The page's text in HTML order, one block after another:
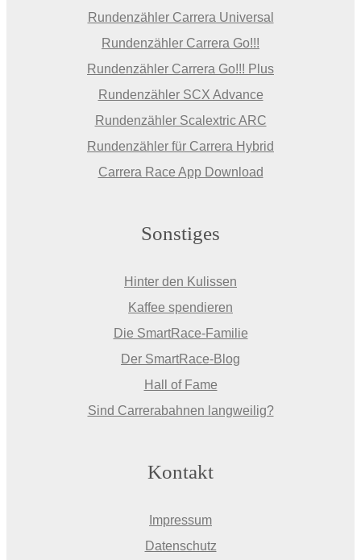
Rundenzähler Carrera Universal
Rundenzähler Carrera Go!!!
Rundenzähler Carrera Go!!! Plus
Rundenzähler SCX Advance
Rundenzähler Scalextric ARC
Rundenzähler für Carrera Hybrid
Carrera Race App Download
Sonstiges
Hinter den Kulissen
Kaffee spendieren
Die SmartRace-Familie
Der SmartRace-Blog
Hall of Fame
Sind Carrerabahnen langweilig?
Kontakt
Impressum
Datenschutz